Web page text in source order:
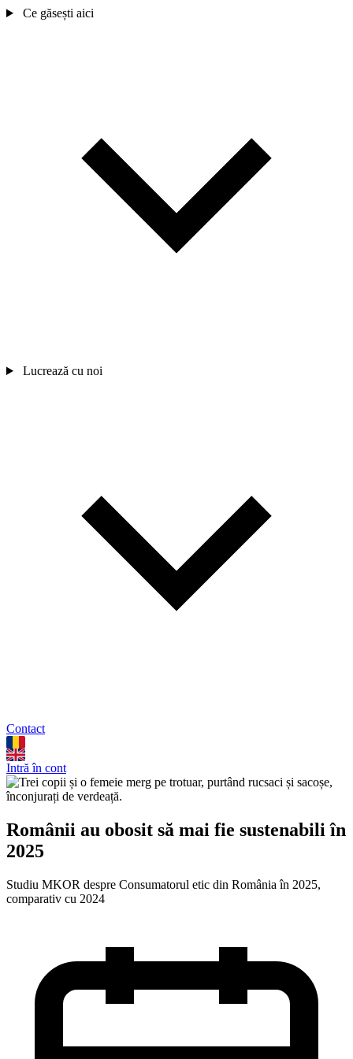
Ce găsești aici
Lucrează cu noi
Contact
Intră în cont
Românii au obosit să mai fie sustenabili în
2025
Studiu MKOR despre Consumatorul etic din România în 2025,
comparativ cu 2024